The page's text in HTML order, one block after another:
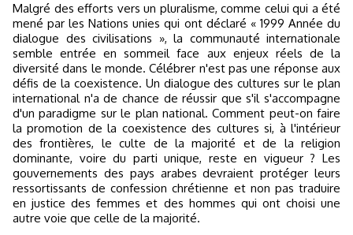
Malgré des efforts vers un pluralisme, comme celui qui a été
mené par les Nations unies qui ont déclaré « 1999 Année du
dialogue des civilisations », la communauté internationale
semble entrée en sommeil face aux enjeux réels de la
diversité dans le monde. Célébrer n'est pas une réponse aux
défis de la coexistence. Un dialogue des cultures sur le plan
international n'a de chance de réussir que s'il s'accompagne
d'un paradigme sur le plan national. Comment peut-on faire
la promotion de la coexistence des cultures si, à l'intérieur
des frontières, le culte de la majorité et de la religion
dominante, voire du parti unique, reste en vigueur ? Les
gouvernements des pays arabes devraient protéger leurs
ressortissants de confession chrétienne et non pas traduire
en justice des femmes et des hommes qui ont choisi une
autre voie que celle de la majorité.